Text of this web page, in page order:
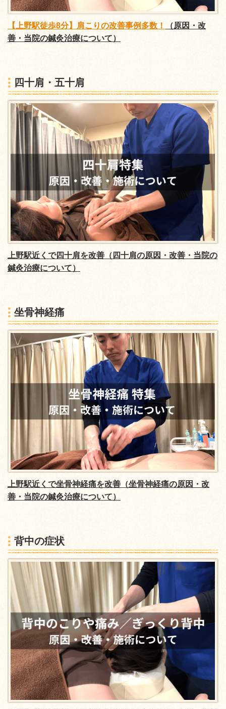
【上野駅徒歩8分】肩こりの改善事例多数！
（原因・改
善・当院の鍼灸治療について）
四十肩・五十肩
上野駅近くで四十肩を改善（四十肩の原因・改善・当院の
鍼灸治療について）
坐骨神経痛
上野駅近くで坐骨神経痛を改善（坐骨神経痛の原因・改
善・当院の鍼灸治療について）
背中の症状